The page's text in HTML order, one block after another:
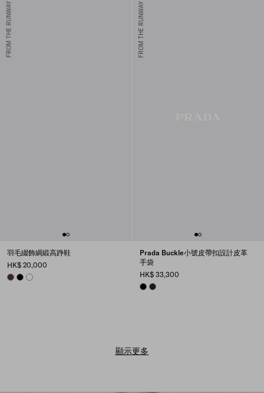
FROM THE RUNWAY
羽毛綴飾綢緞高踭鞋
HK$ 20,000
COFFEE
BLACKWHITE
FROM THE RUNWAY
Prada Buckle小號皮帶扣設計皮革
手袋
HK$ 33,300
BLACKBRIARWOOD
顯示更多